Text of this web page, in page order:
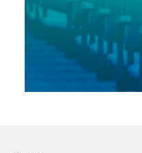
Fale Conosco
NEP